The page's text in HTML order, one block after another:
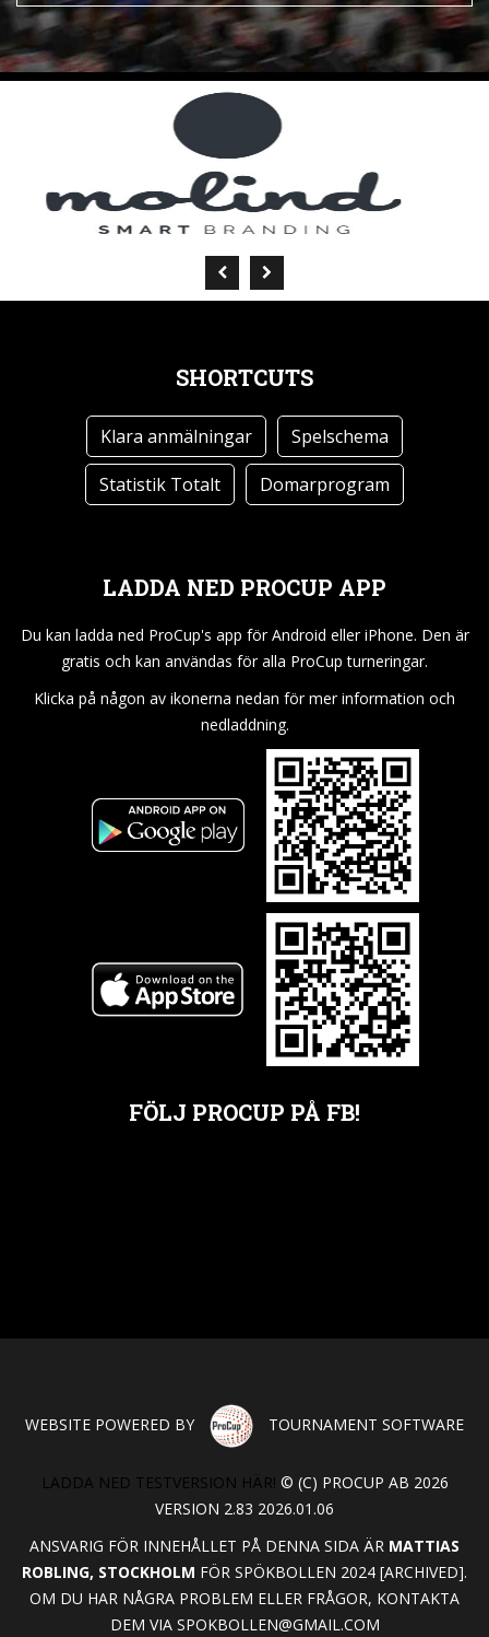
SHORTCUTS
Klara anmälningar
Spelschema
Statistik Totalt
Domarprogram
LADDA NED PROCUP APP
Du kan ladda ned ProCup's app för Android eller iPhone. Den är
gratis och kan användas för alla ProCup turneringar.
Klicka på någon av ikonerna nedan för mer information och
nedladdning.
FÖLJ PROCUP PÅ FB!
WEBSITE POWERED BY TOURNAMENT SOFTWARE
LADDA NED TESTVERSION HÄR! © (C) PROCUP AB 2026
VERSION 2.83 2026.01.06
ANSVARIG FÖR INNEHÅLLET PÅ DENNA SIDA ÄR MATTIAS
ROBLING, STOCKHOLM FÖR SPÖKBOLLEN 2024 [ARCHIVED].
OM DU HAR NÅGRA PROBLEM ELLER FRÅGOR, KONTAKTA
DEM VIA SPOKBOLLEN@GMAIL.COM